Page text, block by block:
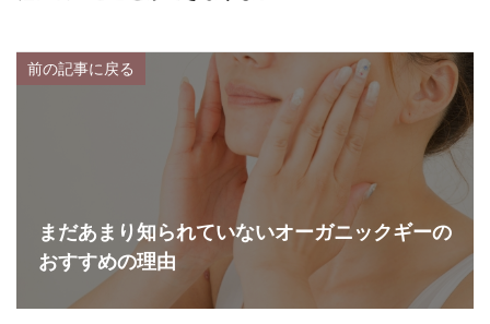
前の記事に戻る
まだあまり知られていないオーガニックギーの
おすすめの理由